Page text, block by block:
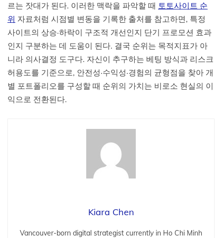
르는 잣대가 된다. 이러한 맥락을 파악할 때 토토사이트 순
위 자료처럼 시점별 변동을 기록한 출처를 참고하면, 특정
사이트의 상승·하락이 구조적 개선인지 단기 프로모션 효과
인지 구분하는 데 도움이 된다. 결국 순위는 목적지표가 아
니라 의사결정 도구다. 자신이 추구하는 베팅 방식과 리스크
허용도를 기준으로, 안전성·수익성·경험의 균형점을 찾아 개
별 포트폴리오를 구성할 때 순위의 가치는 비로소 현실의 이
익으로 전환된다.
Kiara Chen
Vancouver-born digital strategist currently in Ho Chi Minh